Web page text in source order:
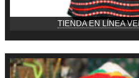
TIENDA EN LÍNEA